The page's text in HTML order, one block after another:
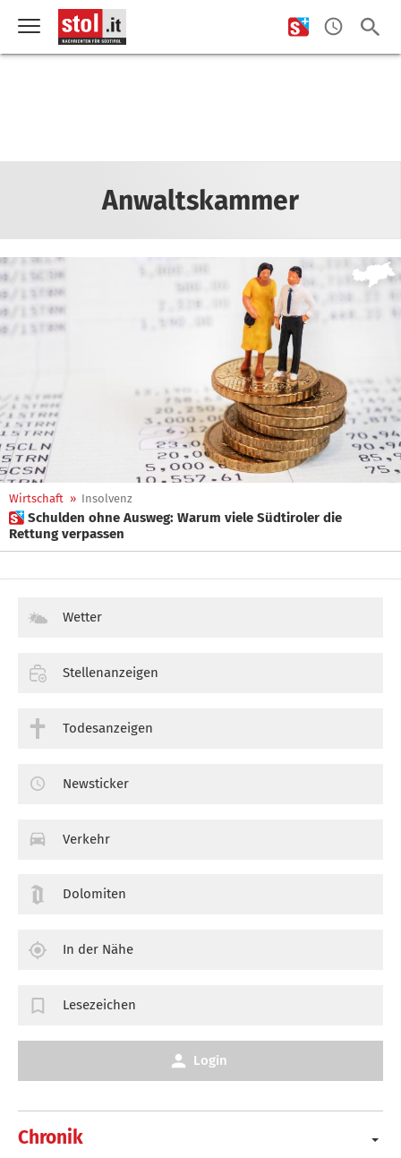
Anwaltskammer
Wirtschaft » Insolvenz
 Schulden ohne Ausweg: Warum viele Südtiroler die
Rettung verpassen
Chronik
Wetter
Stellenanzeigen
Todesanzeigen
Newsticker
Verkehr
Dolomiten
In der Nähe
Lesezeichen
Login